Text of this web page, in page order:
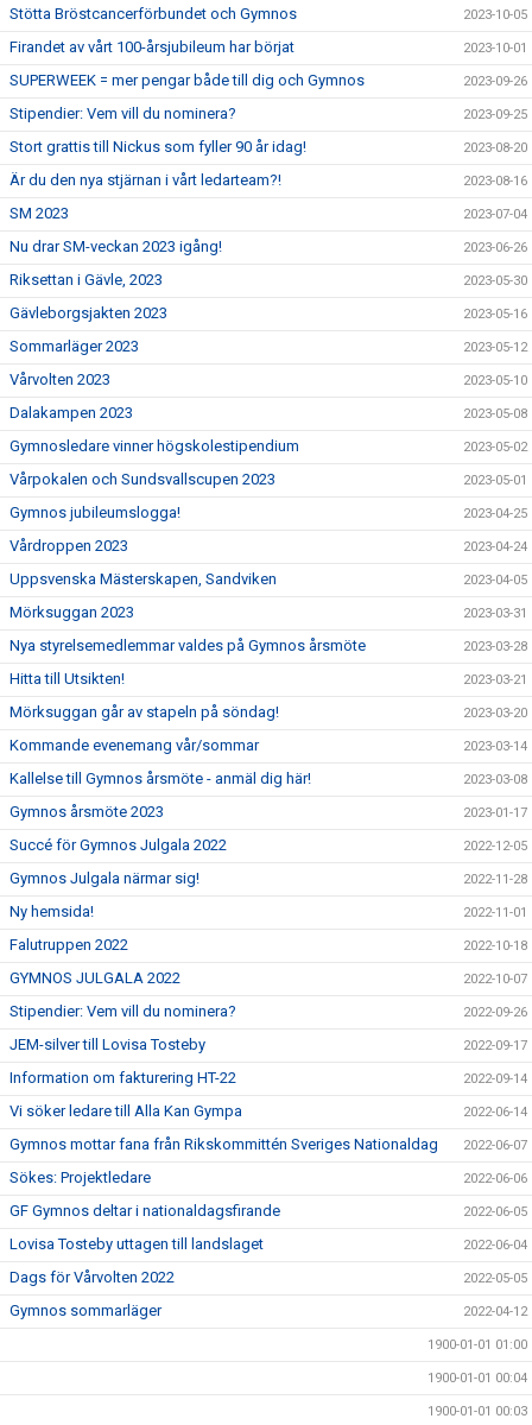
Stötta Bröstcancerförbundet och Gymnos 2023-10-05
Firandet av vårt 100-årsjubileum har börjat 2023-10-01
SUPERWEEK = mer pengar både till dig och Gymnos 2023-09-26
Stipendier: Vem vill du nominera? 2023-09-25
Stort grattis till Nickus som fyller 90 år idag! 2023-08-20
Är du den nya stjärnan i vårt ledarteam?! 2023-08-16
SM 2023 2023-07-04
Nu drar SM-veckan 2023 igång! 2023-06-26
Riksettan i Gävle, 2023 2023-05-30
Gävleborgsjakten 2023 2023-05-16
Sommarläger 2023 2023-05-12
Vårvolten 2023 2023-05-10
Dalakampen 2023 2023-05-08
Gymnosledare vinner högskolestipendium 2023-05-02
Vårpokalen och Sundsvallscupen 2023 2023-05-01
Gymnos jubileumslogga! 2023-04-25
Vårdroppen 2023 2023-04-24
Uppsvenska Mästerskapen, Sandviken 2023-04-05
Mörksuggan 2023 2023-03-31
Nya styrelsemedlemmar valdes på Gymnos årsmöte 2023-03-28
Hitta till Utsikten! 2023-03-21
Mörksuggan går av stapeln på söndag! 2023-03-20
Kommande evenemang vår/sommar 2023-03-14
Kallelse till Gymnos årsmöte - anmäl dig här! 2023-03-08
Gymnos årsmöte 2023 2023-01-17
Succé för Gymnos Julgala 2022 2022-12-05
Gymnos Julgala närmar sig! 2022-11-28
Ny hemsida! 2022-11-01
Falutruppen 2022 2022-10-18
GYMNOS JULGALA 2022 2022-10-07
Stipendier: Vem vill du nominera? 2022-09-26
JEM-silver till Lovisa Tosteby 2022-09-17
Information om fakturering HT-22 2022-09-14
Vi söker ledare till Alla Kan Gympa 2022-06-14
Gymnos mottar fana från Rikskommittén Sveriges Nationaldag 2022-06-07
Sökes: Projektledare 2022-06-06
GF Gymnos deltar i nationaldagsfirande 2022-06-05
Lovisa Tosteby uttagen till landslaget 2022-06-04
Dags för Vårvolten 2022 2022-05-05
Gymnos sommarläger 2022-04-12
1900-01-01 01:00
1900-01-01 00:04
1900-01-01 00:03